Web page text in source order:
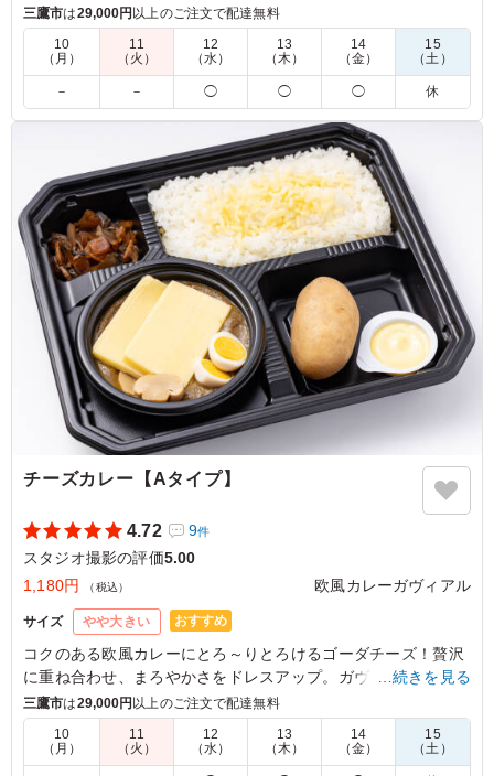
感をお楽しみいただけます。(季節によって野菜の内容は異なり
ます。)
大きくカットされた野菜は彩りが良く、非常に魅力的で人
気のメニューでした。丸ごと入ったジャガイモも箸休めに
ちょうど良く、大変満足しております。温かい状態でいた
だくことができればより一層良かったなぁと思いました。
ご利用シーン：ロケ・撮影›スタジオ撮影
東京都墨田区本所2025/12/19
三鷹市は29,000円 以上のご注文で配達無料
10
（月）
11
（火）
12
（水）
13
（木）
14
（金）
15
（土）
－ － ◯ ◯ ◯ 休
チーズカレー【Aタイプ】
4.72 9件
スタジオ撮影の評価5.00
1,180円
（税込） 欧風カレーガヴィアル
サイズ やや大きい おすすめ
コクのある欧風カレーにとろ～りとろけるゴーダチーズ！贅沢
に重ね合わせ、まろやかさをドレスアップ。ガヴィアル人気メ
ニューの一つで、チーズ好きなあなたにピッタリです。
5.0
…続きを見る
三鷹市は29,000円以上のご注文で配達無料
10
（月）
11
（火）
12
（水）
13
（木）
14
（金）
15
（土）